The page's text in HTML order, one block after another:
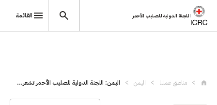
اللجنة الدولية للصليب الأحمر القائمة
مناطق عملنا اليمن اليمن: اللجنة الدولية للصليب الأحمر تشعر...